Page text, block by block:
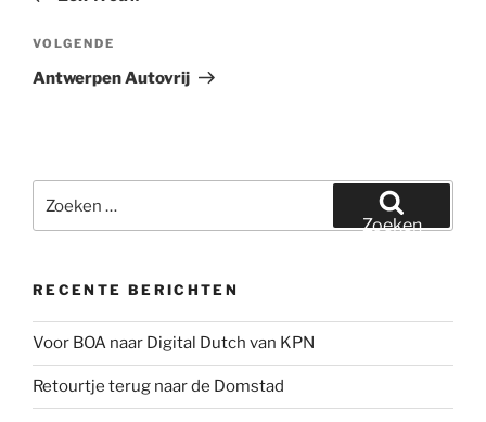
Volgend
bericht
VOLGENDE
Antwerpen Autovrij
naar:
Zoeken
RECENTE BERICHTEN
Voor BOA naar Digital Dutch van KPN
Retourtje terug naar de Domstad